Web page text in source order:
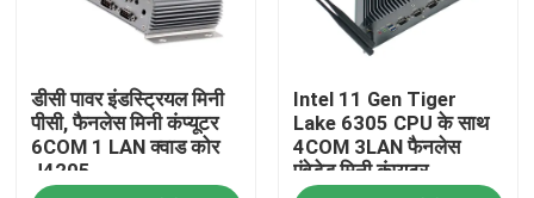
फैक्टरी यात्रा
डीसी पावर इंडस्ट्रियल मिनी
पीसी, फैनलेस मिनी कंप्यूटर
6COM 1 LAN क्वाड कोर
J4205
Intel 11 Gen Tiger
Lake 6305 CPU के साथ
4COM 3LAN फैनलेस
एंबेडेड मिनी कंप्यूटर